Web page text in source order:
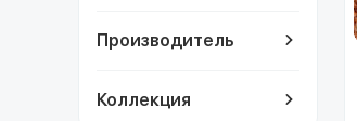
Производитель
Коллекция